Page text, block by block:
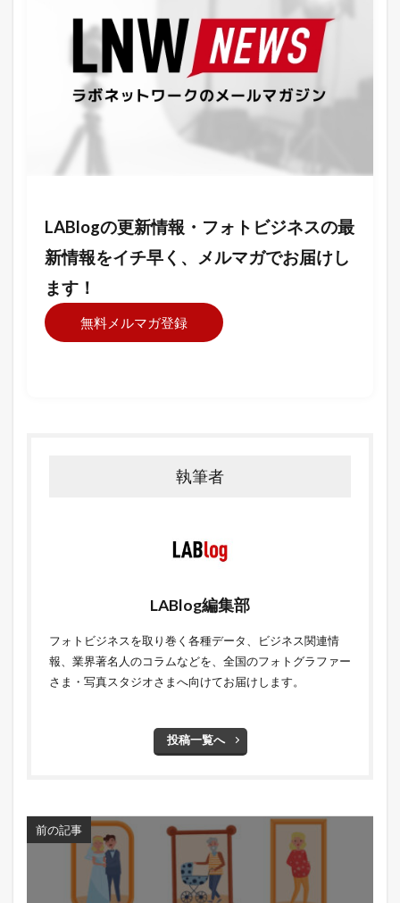
LABlogの更新情報・フォトビジネスの最
新情報をイチ早く、メルマガでお届けし
ます！
無料メルマガ登録
執筆者
LABlog編集部
フォトビジネスを取り巻く各種データ、ビジネス関連情
報、業界著名人のコラムなどを、全国のフォトグラファー
さま・写真スタジオさまへ向けてお届けします。
投稿一覧へ
前の記事